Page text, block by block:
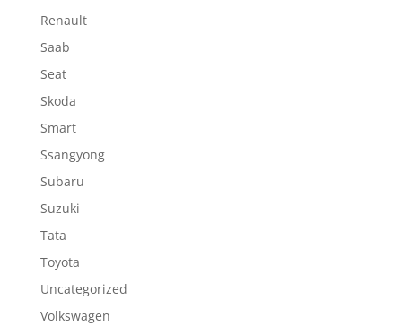
Renault
Saab
Seat
Skoda
Smart
Ssangyong
Subaru
Suzuki
Tata
Toyota
Uncategorized
Volkswagen